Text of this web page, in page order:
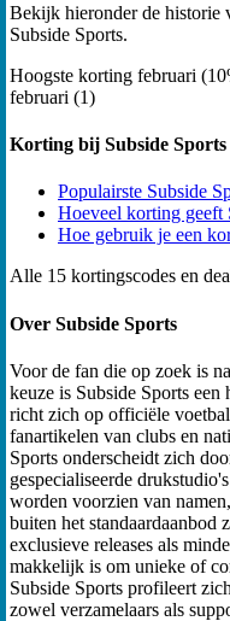
Bekijk hieronder de historie
Subside Sports.
Hoogste korting februari
februari (1)
Korting bij Subside Sports
Populairste Subside
Hoeveel korting geeft
Hoe gebruik je een
Alle 15 kortingscodes en
Over Subside Sports
Voor de fan die op zoek is
keuze is Subside Sports een
richt zich op officiële
fanartikelen van clubs en
Sports onderscheidt zich
gespecialiseerde
worden voorzien van
buiten het standaardaanbod
exclusieve releases als
makkelijk is om unieke of
Subside Sports profileert
zowel verzamelaars als